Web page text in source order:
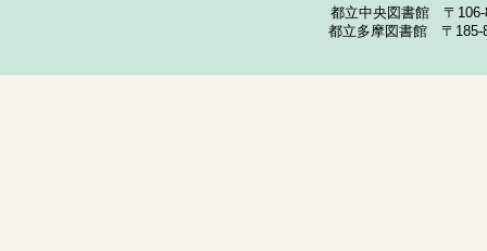
都立中央図書館 〒
都立多摩図書館 〒185-